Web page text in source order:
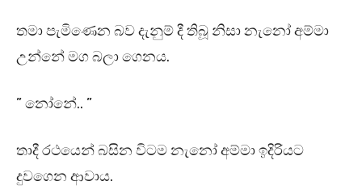
තමා පැමිණෙන බව දැනුම් දී තිබූ නිසා නැනෝ අම්මා
උන්නේ මග බලා ගෙනය.
” නෝනේ.. ”
තාදී රථයෙන් බසින විටම නැනෝ අම්මා ඉදිරියට
දුවගෙන ආවාය.